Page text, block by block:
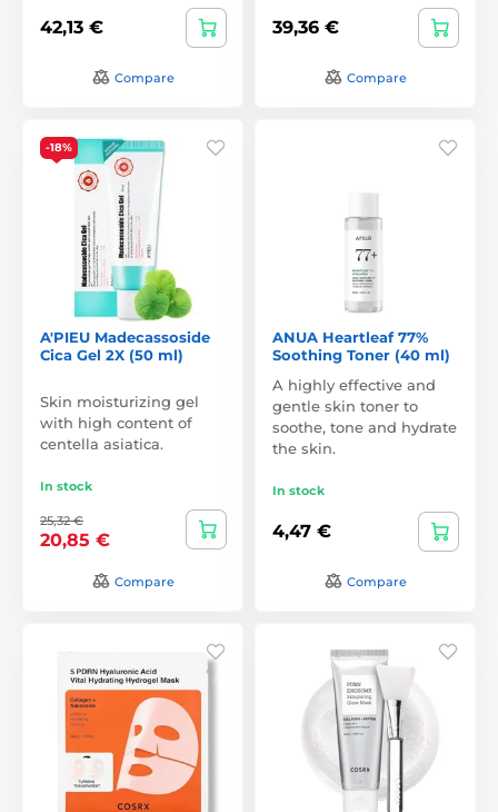
42,13 €
Compare
39,36 €
Compare
-18%
A'PIEU Madecassoside
Cica Gel 2X (50 ml)
Skin moisturizing gel
with high content of
centella asiatica.
In stock
25,32 €
20,85 €
Compare
ANUA Heartleaf 77%
Soothing Toner (40 ml)
A highly effective and
gentle skin toner to
soothe, tone and hydrate
the skin.
In stock
4,47 €
Compare